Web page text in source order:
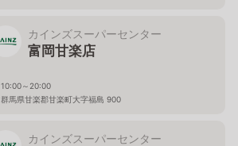
カインズスーパーセンター
富岡甘楽店
10:00～20:00
群馬県甘楽郡甘楽町大字福島 900
カインズスーパーセンター